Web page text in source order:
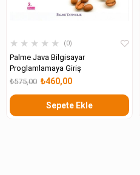
★ ★ ★ ★ ★ 0
Palme Java Bilgisayar
Proglamlamaya Giriş
₺460,00
₺575,00
Sepete Ekle